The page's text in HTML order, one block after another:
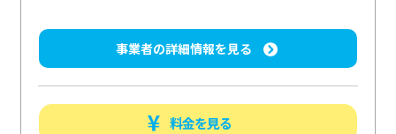
事業者の詳細情報を見る
料金を見る